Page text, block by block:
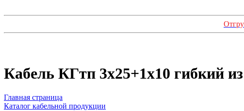
Кабель КГтп 3х25+1х10 гибкий
Главная страница
Каталог кабельной продукции